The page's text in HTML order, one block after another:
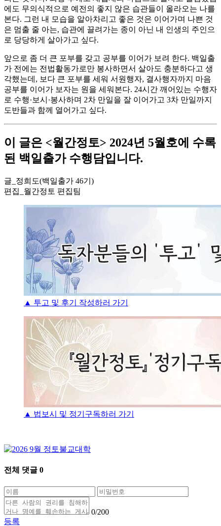
에도 무의식적으로 예전의 좋지 않은 습관들이 올라오는 나를
본다. 그런 내 모습을 알아차리고 좋은 것은 이어가며 나쁜 것
은 멈출 줄 아는, 습관에 끌려가는 종이 아닌 내 인생의 주인으
로 당당하게 살아가고 싶다.
앞으로 좀 더 큰 포부를 갖고 공부를 이어가 보려 한다. 백일출
가 전에는 전법활동가로만 봉사하면서 살아도 충분하다고 생
각했는데, 보다 큰 포부를 세워 서원행자, 결사행자까지 마음
공부를 이어가 보자는 원을 세워본다. 24시간 깨어있는 수행자
로 수행·보시·봉사하며 2차 만일을 잘 이어가고 3차 만일까지
도반들과 함께 열어가고 싶다.
이 글은 <월간정토> 2024년 5월호에 수록
된 백일출가 수행담입니다.
글_정희도(백일출가 46기)
편집_월간정토 편집팀
▲ 투고 및 후기 작성하러 가기
▲ 법보시 및 정기구독하러 가기
전체 댓글 0
0/200
등록